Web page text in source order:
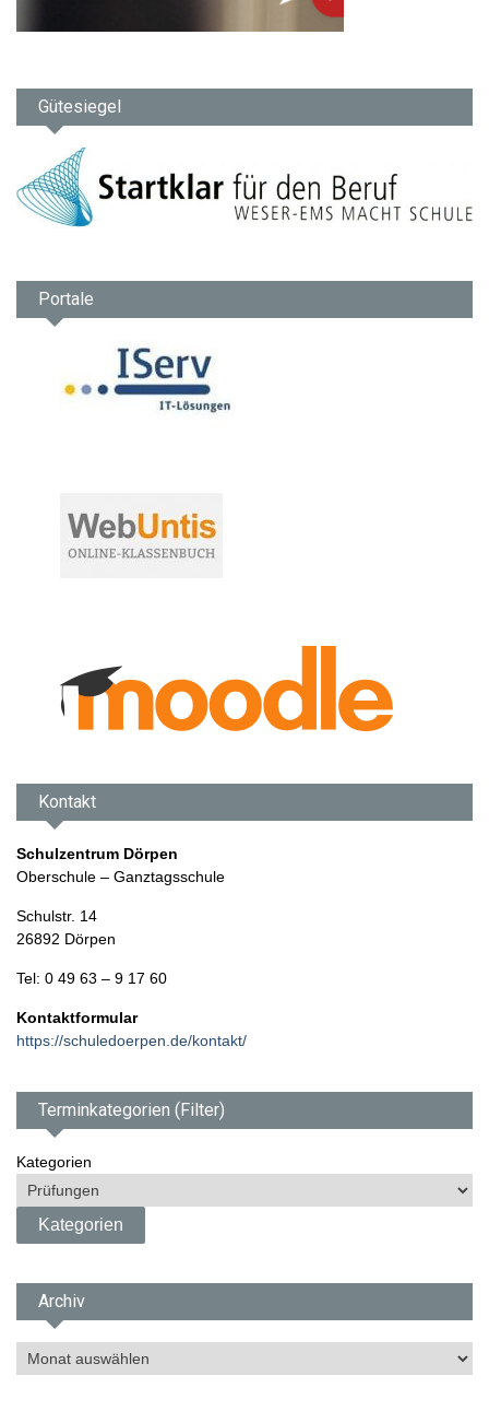
Gütesiegel
Portale
Kontakt
Schulzentrum Dörpen
Oberschule – Ganztagsschule
Schulstr. 14
26892 Dörpen
Tel: 0 49 63 – 9 17 60
Kontaktformular
https://schuledoerpen.de/kontakt/
Terminkategorien (Filter)
Kategorien
Archiv
r